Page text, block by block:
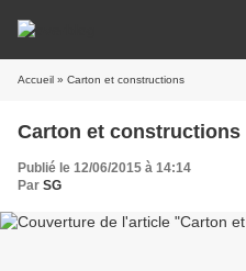
Accueil » Carton et constructions
Carton et constructions
Publié le 12/06/2015 à 14:14
Par SG